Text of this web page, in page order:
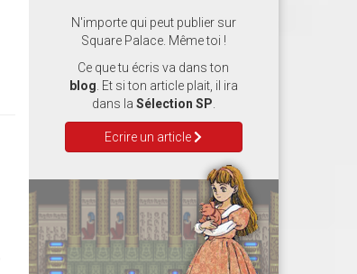
N'importe qui peut publier sur
Square Palace. Même toi !
Ce que tu écris va dans ton
blog . Et si ton article plait, il ira
dans la Sélection SP
Ecrire un article